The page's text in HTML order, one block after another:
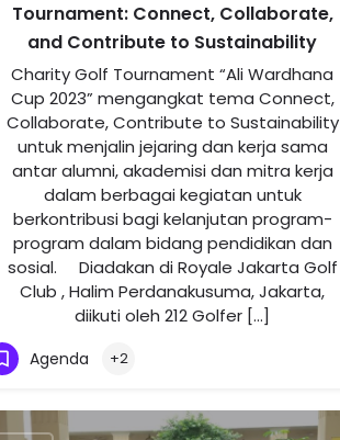
Tournament: Connect, Collaborate,
and Contribute to Sustainability
Charity Golf Tournament “Ali Wardhana
Cup 2023” mengangkat tema Connect,
Collaborate, Contribute to Sustainability
untuk menjalin jejaring dan kerja sama
antar alumni, akademisi dan mitra kerja
dalam berbagai kegiatan untuk
berkontribusi bagi kelanjutan program-
program dalam bidang pendidikan dan
sosial. Diadakan di Royale Jakarta Golf
Club , Halim Perdanakusuma, Jakarta,
diikuti oleh 212 Golfer […]
Agenda +2